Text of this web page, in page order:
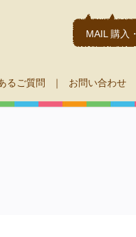
MAIL 購入
るご質問 お問い合わせ